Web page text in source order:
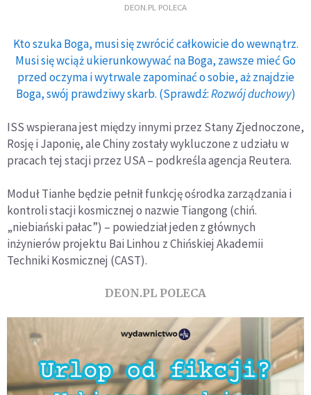
DEON.PL POLECA
Kto szuka Boga, musi się zwrócić całkowicie do wewnątrz.
Musi się wciąż ukierunkowywać na Boga, zawsze mieć Go
przed oczyma i wytrwale zapominać o sobie, aż znajdzie
Boga, swój prawdziwy skarb. (Sprawdź:Rozwój duchowy)
ISS wspierana jest między innymi przez Stany Zjednoczone,
Rosję i Japonię, aleChinyzostały wykluczone z udziału w
pracach tej stacji przez USA – podkreśla agencja Reutera.
Moduł Tianhe będzie pełnił funkcję ośrodka zarządzania i
kontroli stacji kosmicznej o nazwie Tiangong (chiń.
„niebiański pałac”) – powiedział jeden z głównych
inżynierów projektu Bai Linhou z Chińskiej Akademii
Techniki Kosmicznej (CAST).
DEON.PL POLECA